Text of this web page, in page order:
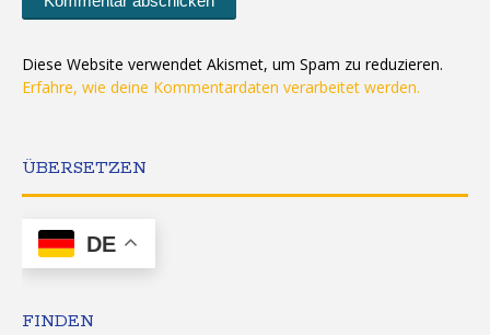
Diese Website verwendet Akismet, um Spam zu reduzieren.
Erfahre, wie deine Kommentardaten verarbeitet werden.
ÜBERSETZEN
DE
FINDEN